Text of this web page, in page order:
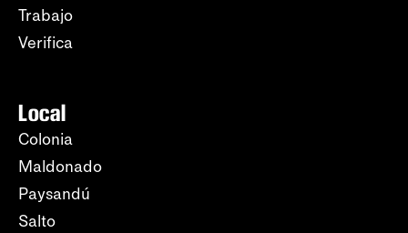
Trabajo
Verifica
Local
Colonia
Maldonado
Paysandú
Salto